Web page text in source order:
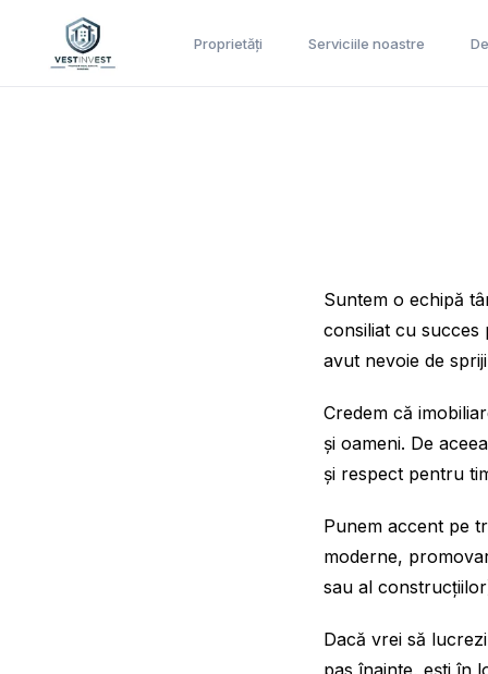
Proprietăți Serviciile noastre
Suntem o echipă
consiliat cu succes
avut nevoie de
Credem că
și oameni. De
și respect pentru
Punem accent pe
moderne,
sau al
Dacă vrei să
pas înainte, ești în